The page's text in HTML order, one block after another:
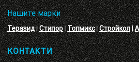
Нашите марки
Теразид|Стипор|Топмикс|Стройкол|
КОНТАКТИ